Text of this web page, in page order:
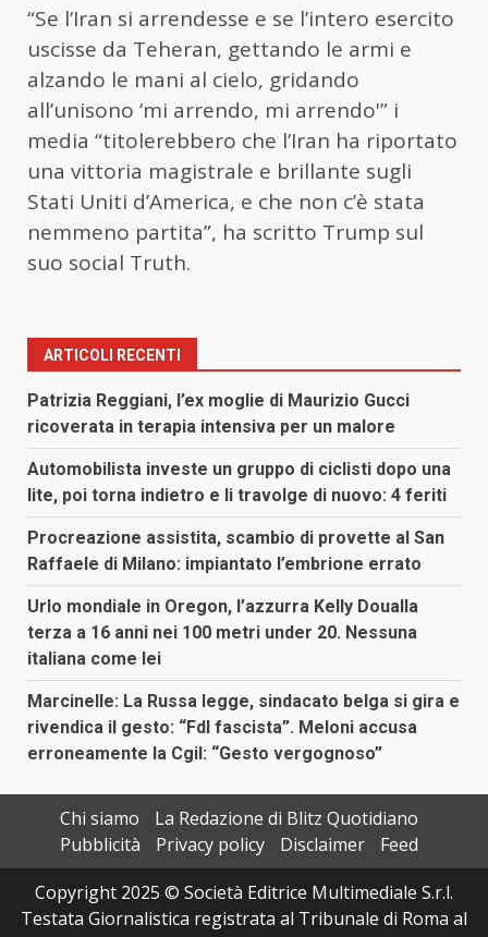
“Se l’Iran si arrendesse e se l’intero esercito
uscisse da Teheran, gettando le armi e
alzando le mani al cielo, gridando
all’unisono ‘mi arrendo, mi arrendo'” i
media “titolerebbero che l’Iran ha riportato
una vittoria magistrale e brillante sugli
Stati Uniti d’America, e che non c’è stata
nemmeno partita”, ha scritto Trump sul
suo social Truth.
ARTICOLI RECENTI
Patrizia Reggiani, l’ex moglie di Maurizio Gucci
ricoverata in terapia intensiva per un malore
Automobilista investe un gruppo di ciclisti dopo una
lite, poi torna indietro e li travolge di nuovo: 4 feriti
Procreazione assistita, scambio di provette al San
Raffaele di Milano: impiantato l’embrione errato
Urlo mondiale in Oregon, l’azzurra Kelly Doualla
terza a 16 anni nei 100 metri under 20. Nessuna
italiana come lei
Marcinelle: La Russa legge, sindacato belga si gira e
rivendica il gesto: “FdI fascista”. Meloni accusa
erroneamente la Cgil: “Gesto vergognoso”
Chi siamo
La Redazione di Blitz Quotidiano
Pubblicità
Privacy policy Disclaimer
Feed
Copyright 2025 © Società Editrice Multimediale S.r.l.
Testata Giornalistica registrata al Tribunale di Roma al